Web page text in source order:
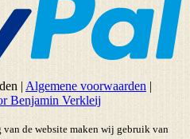
| Algemene voorwaarden |
Benjamin Verkleij
de website maken wij gebruik van